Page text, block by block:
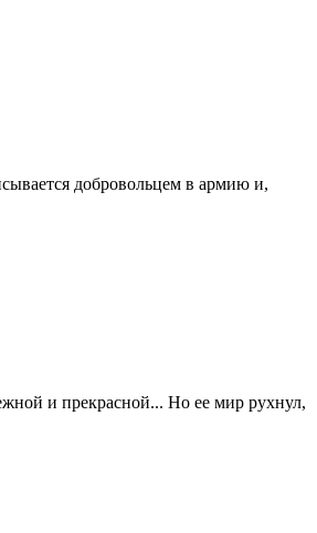
добровольцем в армию и,
и прекрасной... Но ее мир рухнул,